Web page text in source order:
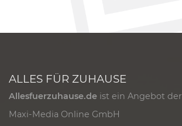
ALLES FÜR ZUHAUSE
Allesfuerzuhause.de ist ein Angebot der
Maxi-Media Online GmbH